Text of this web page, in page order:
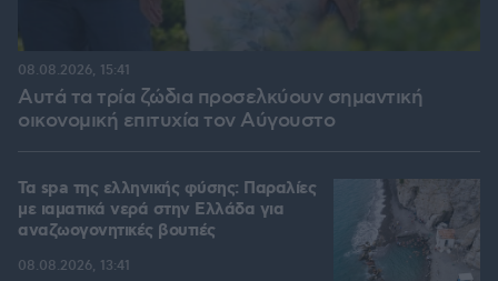
Αυτά τα τρία ζώδια προσελκύουν σημαντική
οικονομική επιτυχία τον Αύγουστο
08.08.2026, 15:41
Τα spa της ελληνικής φύσης: Παραλίες
με ιαματικά νερά στην Ελλάδα για
αναζωογονητικές βουτιές
08.08.2026, 13:41